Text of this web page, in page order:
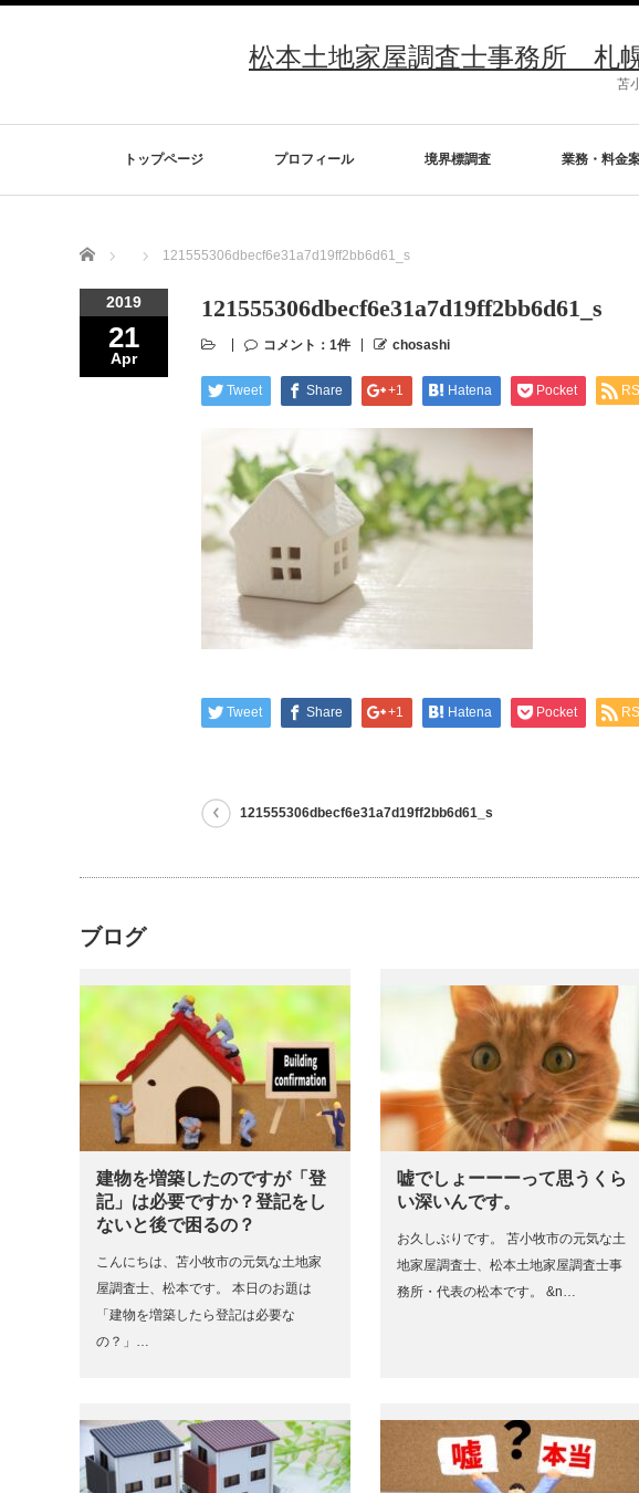
松本土地家屋調査士事務所 札
苫
トップページ プロフィール 境界標調査 業務・料金
Home
121555306dbecf6e31a7d19ff2bb6d61_s
2019
21
Apr
121555306dbecf6e31a7d19ff2bb6d61_s
コメント：1件 chosashi
Tweet Share +1 Hatena Pocket
Tweet Share +1 Hatena Pocket
121555306dbecf6e31a7d19ff2bb6d61_s
ブログ
建物を増築したのですが「登
記」は必要ですか？登記をし
ないと後で困るの？
こんにちは、苫小牧市の元気な土地家
屋調査士、松本です。 本日のお題は
「建物を増築したら登記は必要な
の？」…
嘘でしょーーーって思うくら
い深いんです。
お久しぶりです。 苫小牧市の元気な土
地家屋調査士、松本土地家屋調査士事
務所・代表の松本です。 &n…